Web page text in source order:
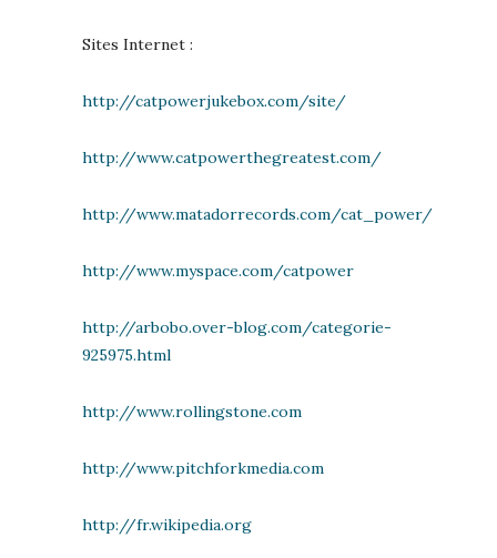
Sites Internet :
http://catpowerjukebox.com/site/
http://www.catpowerthegreatest.com/
http://www.matadorrecords.com/cat_power/
http://www.myspace.com/catpower
http://arbobo.over-blog.com/categorie-
925975.html
http://www.rollingstone.com
http://www.pitchforkmedia.com
http://fr.wikipedia.org